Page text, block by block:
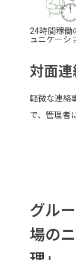
24時間稼働
ュニケーシ
対面連
軽微な連絡
で、管理者
グル
場の